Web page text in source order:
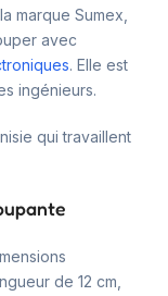
marque Sumex,
avec
. Elle est
ingénieurs.
qui travaillent
de 12 cm,